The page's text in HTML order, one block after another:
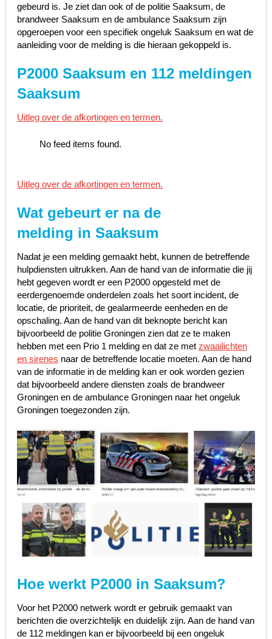
gebeurd is. Je ziet dan ook of de politie Saaksum, de
brandweer Saaksum en de ambulance Saaksum zijn
opgeroepen voor een specifiek ongeluk Saaksum en wat de
aanleiding voor de melding is die hieraan gekoppeld is.
P2000 Saaksum en 112 meldingen
Saaksum
Uitleg over de afkortingen en termen.
No feed items found.
Uitleg over de afkortingen en termen.
Wat gebeurt er na de
melding in Saaksum
Nadat je een melding gemaakt hebt, kunnen de betreffende
hulpdiensten uitrukken. Aan de hand van de informatie die jij
hebt gegeven wordt er een P2000 opgesteld met de
eerdergenoemde onderdelen zoals het soort incident, de
locatie, de prioriteit, de gealarmeerde eenheden en de
opschaling. Aan de hand van dit beknopte bericht kan
bijvoorbeeld de politie Groningen zien dat ze te maken
hebben met een Prio 1 melding en dat ze met zwaailichten
en sirenes naar de betreffende locatie moeten. Aan de hand
van de informatie in de melding kan er ook worden gezien
dat bijvoorbeeld andere diensten zoals de brandweer
Groningen en de ambulance Groningen naar het ongeluk
Groningen toegezonden zijn.
Hoe werkt P2000 in Saaksum?
Voor het P2000 netwerk wordt er gebruik gemaakt van
berichten die overzichtelijk en duidelijk zijn. Aan de hand van
de 112 meldingen kan er bijvoorbeeld bij een ongeluk